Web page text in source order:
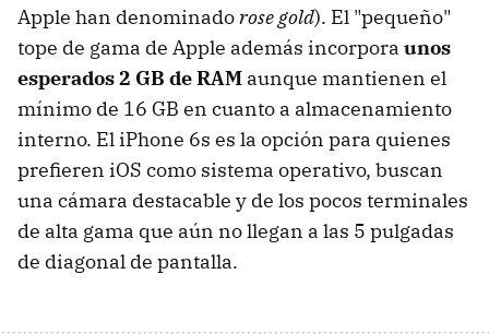
Apple han denominadorose gold). El "pequeño"
tope de gama de Apple además incorpora unos
esperados 2 GB de RAM aunque mantienen el
mínimo de 16 GB en cuanto a almacenamiento
interno. El iPhone 6s es la opción para quienes
prefieren iOS como sistema operativo, buscan
una cámara destacable y de los pocos terminales
de alta gama que aún no llegan a las 5 pulgadas
de diagonal de pantalla.